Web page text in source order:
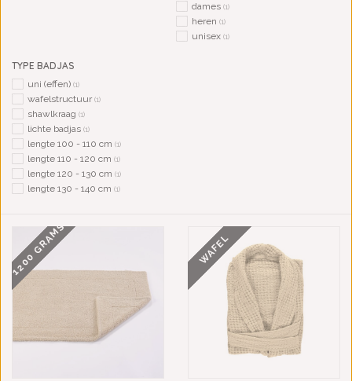
dames (1)
heren (1)
unisex (1)
TYPE BADJAS
uni (effen) (1)
wafelstructuur(1)
shawlkraag (1)
lichte badjas (1)
lengte 100 - 110 cm (1)
lengte 110 - 120 cm (1)
lengte 120 - 130 cm (1)
lengte 130 - 140 cm (1)
1200 GRAMS WAFEL